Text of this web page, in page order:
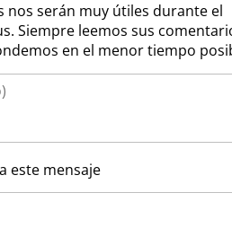
nos serán muy útiles durante el
Siempre leemos sus
en el menor tiempo
este mensaje